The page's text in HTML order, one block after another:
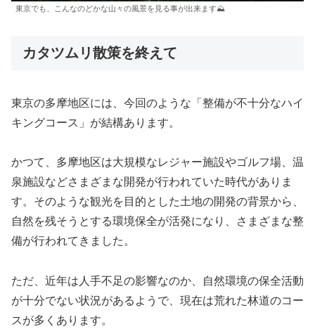
東京でも、こんなのどかな山々の風景を見る事が出来ます⛰️
カタツムリ散策を終えて
東京の多摩地区には、今回のような「整備が不十分なハイ
キングコース」が結構あります。
かつて、多摩地区は大規模なレジャー施設やゴルフ場、温
泉施設などさまざまな開発が行われていた時代がありま
す。そのような観光を目的とした土地の開発の背景から、
自然を残そうとする環境保全が活発になり、さまざまな整
備が行われてきました。
ただ、近年は人手不足の影響なのか、自然環境の保全活動
が十分でない状況があるようで、現在は荒れた林道のコー
スが多くあります。